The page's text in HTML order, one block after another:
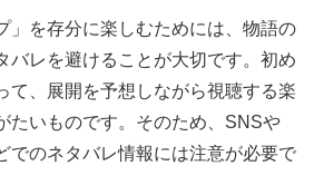
」を存分に楽しむためには、物語の
バレを避けることが大切です。初め
て、展開を予想しながら視聴する楽
たいものです。そのため、SNSや
でのネタバレ情報には注意が必要で